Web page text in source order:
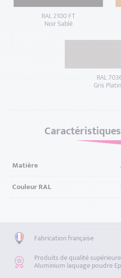
RAL 2100 FT
Noir Sablé
RAL
Gris
Matière
Couleur RAL
Fabrication française
Produits de qualité supérieure
Aluminium laquage poudre